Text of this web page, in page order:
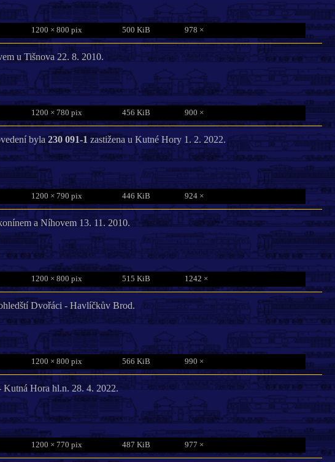
1200 × 800 pix 500 KiB 978 ×
u Tišnova 22. 8. 2010.
1200 × 780 pix 456 KiB 900 ×
byla 230 091-1 zastižena u Kutné Hory 1. 2. 2022.
1200 × 790 pix 446 KiB 924 ×
a Níhovem 13. 11. 2010.
1200 × 800 pix 515 KiB 1242 ×
Dvořáci - Havlíčkův Brod.
1200 × 800 pix 566 KiB 990 ×
Hora hl.n. 28. 4. 2022.
1200 × 770 pix 487 KiB 977 ×